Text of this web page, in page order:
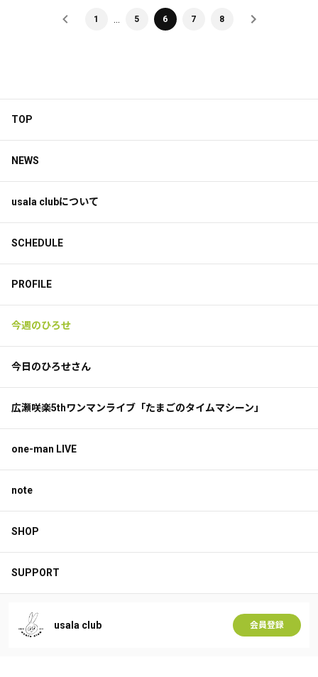
1 5 6 7 8
TOP
NEWS
usala clubについて
SCHEDULE
PROFILE
今週のひろせ
今日のひろせさん
広瀬咲楽5thワンマンライブ「たまごのタイムマシーン」
one-man LIVE
note
SHOP
SUPPORT
usala club 会員登録